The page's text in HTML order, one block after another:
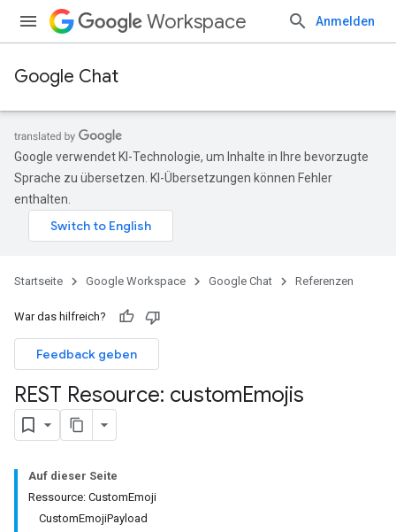
Workspace Anmelden
Google Chat
Google verwendet KI-Technologie, um Inhalte in Ihre bevorzugte
Sprache zu übersetzen. KI-Übersetzungen können Fehler
enthalten.
Startseite Google Workspace Google Chat Referenzen
War das hilfreich?
Feedback geben
REST Resource: customEmojis
Auf dieser Seite
Ressource: CustomEmoji
CustomEmojiPayload